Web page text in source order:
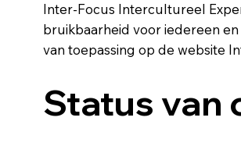
Inter-Focus Intercultureel
bruikbaarheid voor iedereen en
van toepassing op de website
Status van